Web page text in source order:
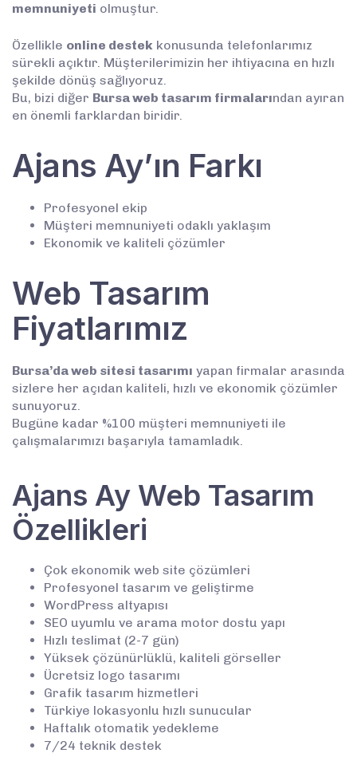
memnuniyeti olmuştur.
Özellikle online destek konusunda telefonlarımız
sürekli açıktır. Müşterilerimizin her ihtiyacına en hızlı
şekilde dönüş sağlıyoruz.
Bu, bizi diğer Bursa web tasarım firmalarından ayıran
en önemli farklardan biridir.
Ajans Ay’ın Farkı
Profesyonel ekip
Müşteri memnuniyeti odaklı yaklaşım
Ekonomik ve kaliteli çözümler
Web Tasarım
Fiyatlarımız
Bursa’da web sitesi tasarımı yapan firmalar arasında
sizlere her açıdan kaliteli, hızlı ve ekonomik çözümler
sunuyoruz.
Bugüne kadar %100 müşteri memnuniyeti ile
çalışmalarımızı başarıyla tamamladık.
Ajans Ay Web Tasarım
Özellikleri
Çok ekonomik web site çözümleri
Profesyonel tasarım ve geliştirme
WordPress altyapısı
SEO uyumlu ve arama motor dostu yapı
Hızlı teslimat (2-7 gün)
Yüksek çözünürlüklü, kaliteli görseller
Ücretsiz logo tasarımı
Grafik tasarım hizmetleri
Türkiye lokasyonlu hızlı sunucular
Haftalık otomatik yedekleme
7/24 teknik destek